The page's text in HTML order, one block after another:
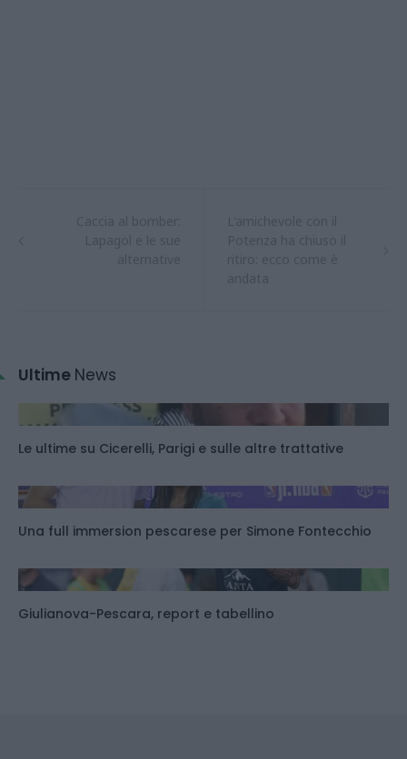
Ultime News
Le ultime su Cicerelli, Parigi e sulle altre trattative
Una full immersion pescarese per Simone Fontecchio
Giulianova-Pescara, report e tabellino